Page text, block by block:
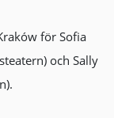
för Sofia
och Sally